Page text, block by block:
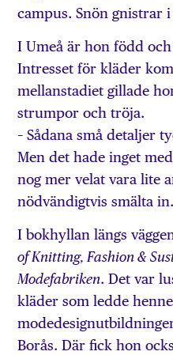
campus. Snön gnistrar
I Umeå är hon född
Intresset för kläder
mellanstadiet gillade
strumpor och tröja.
– Sådana små detaljer
Men det hade inget
nog mer velat vara lite
nödvändigtvis smälta in.
I bokhyllan längs
of Knitting, Fashion &
Modefabriken. Det var
kläder som ledde
Borås. Där fick hon